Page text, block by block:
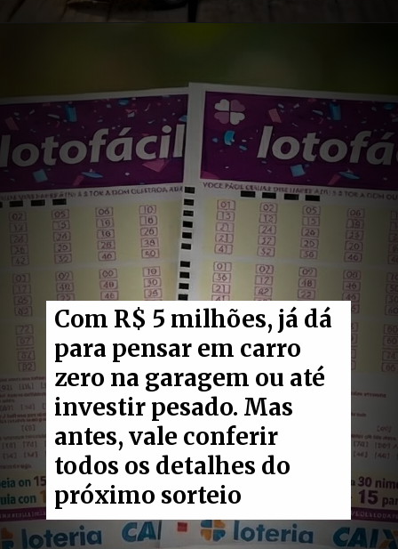
Com R$ 5 milhões, já dá
para pensar em carro
zero na garagem ou até
investir pesado. Mas
antes, vale conferir
todos os detalhes do
próximo sorteio